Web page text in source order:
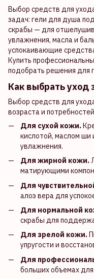
Выбор средств для
задач: гели для душа
скрабы — для
увлажнения, масла и
успокаивающие
Купить
подобрать решения для
Как выбрать уход
Выбор средств для
возраста и
Для сухой кожи.
кислотой, маслом ши
увлажнения.
Для жирной кожи.
матирующими
Для
алоэ вера для
Для нормальной
скрабы для
Для зрелой кожи.
упругости и
Для
больших объемах